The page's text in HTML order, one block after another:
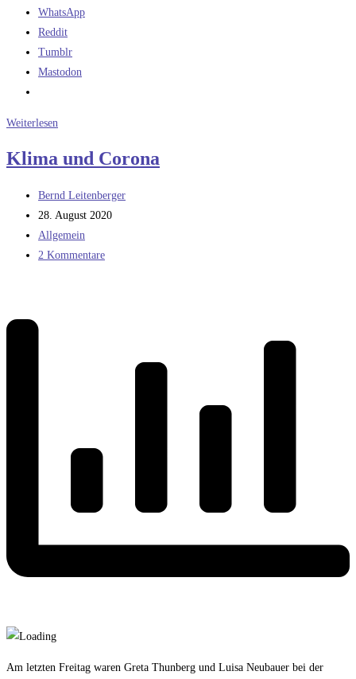
WhatsApp
Reddit
Tumblr
Mastodon
Weiterlesen
Klima und Corona
Beitrags-
Autor:
Bernd Leitenberger
Beitrag
veröffentlicht:
28. August 2020
Beitrags-
Kategorie:
Allgemein
Beitrags-
2 Kommentare
Am letzten Freitag waren Greta Thunberg und Luisa Neubauer bei der